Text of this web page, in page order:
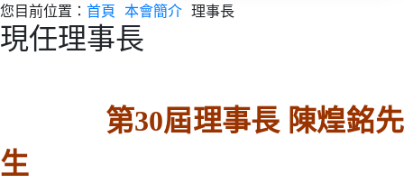
您目前位置： 首頁 本會簡介 理事長
現任理事長
第30屆理事長 陳煌銘先
生